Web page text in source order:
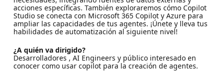
acciones específicas. También exploraremos cómo Copilot
Studio se conecta con Microsoft 365 Copilot y Azure para
ampliar las capacidades de tus agentes. ¡Únete y lleva tus
habilidades de automatización al siguiente nivel!
¿A quién va dirigido?
Desarrolladores , AI Engineers y público interesado en
conocer como usar copilot para la creación de agentes.